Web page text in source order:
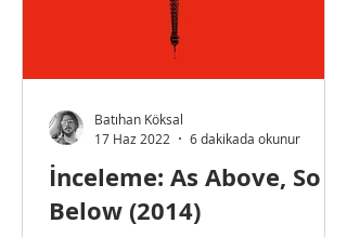
İnceleme: As Above, So
Below (2014)
Batıhan Köksal
17 Haz 2022
6 dakikada okunur